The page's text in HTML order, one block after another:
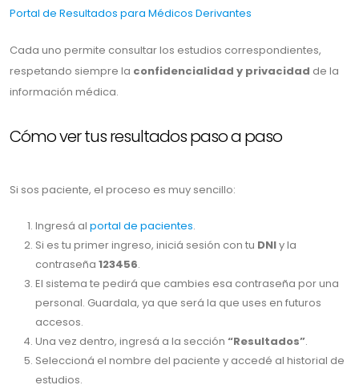
Portal de Resultados para Médicos Derivantes
Cada uno permite consultar los estudios correspondientes,
respetando siempre la confidencialidad y privacidad de la
información médica.
Cómo ver tus resultados paso a paso
Si sos paciente, el proceso es muy sencillo:
Ingresá al portal de pacientes.
Si es tu primer ingreso, iniciá sesión con tu DNIy la
contraseña 123456.
El sistema te pedirá que cambies esa contraseña por una
personal. Guardala, ya que será la que uses en futuros
accesos.
Una vez dentro, ingresá a la sección “Resultados”.
Seleccioná el nombre del paciente y accedé al historial de
estudios.